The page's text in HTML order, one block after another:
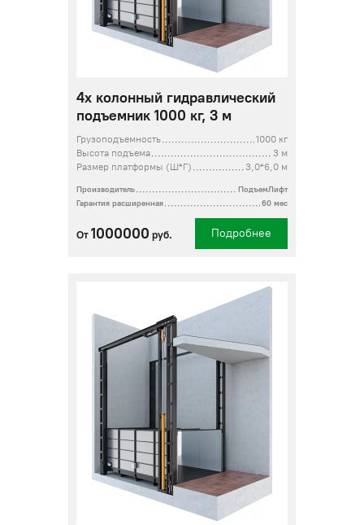
4х колонный гидравлический
подъемник 1000 кг, 3 м
Грузоподъемность
1000 кг
Высота подъема
3 м
Размер платформы (Ш*Г)
3,0*6,0 м
Производитель
ПодъемЛифт
Гарантия расширенная
60 мес
От 1000000 руб. Подробнее